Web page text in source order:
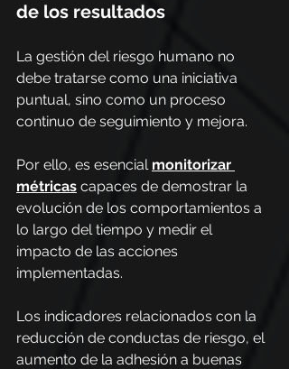
de los resultados
La gestión del riesgo humano no
debe tratarse como una iniciativa
puntual, sino como un proceso
continuo de seguimiento y mejora.
Por ello, es esencial monitorizar
métricas capaces de demostrar la
evolución de los comportamientos a
lo largo del tiempo y medir el
impacto de las acciones
implementadas.
Los indicadores relacionados con la
reducción de conductas de riesgo, el
aumento de la adhesión a buenas